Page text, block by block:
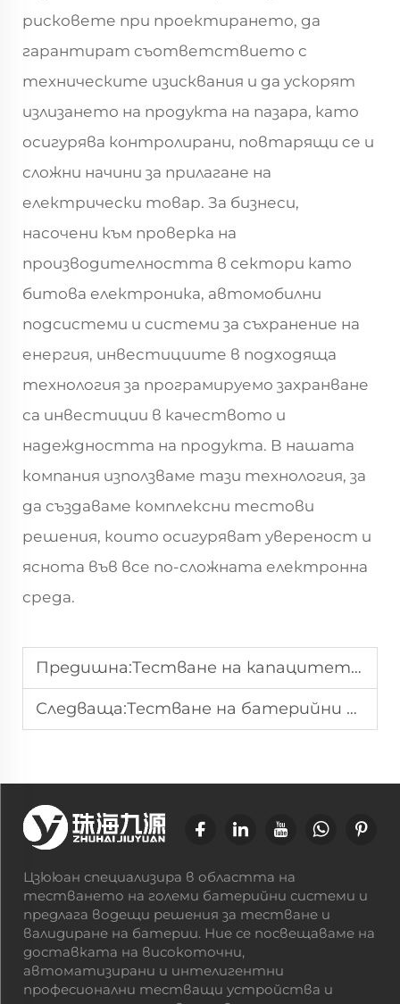
рисковете при проектирането, да
гарантират съответствието с
техническите изисквания и да ускорят
излизането на продукта на пазара, като
осигурява контролирани, повтарящи се и
сложни начини за прилагане на
електрически товар. За бизнеси,
насочени към проверка на
производителността в сектори като
битова електроника, автомобилни
подсистеми и системи за съхранение на
енергия, инвестициите в подходяща
технология за програмируемо захранване
са инвестиции в качеството и
надеждността на продукта. В нашата
компания използваме тази технология, за
да създаваме комплексни тестови
решения, които осигуряват увереност и
яснота във все по-сложната електронна
среда.
Предишна:Тестване на капацитета на литиево-йонни батерии
Следваща:Тестване на батерийни модули за електрически превозни средства
Цзююан специализира в областта на
тестването на големи батерийни системи и
предлага водещи решения за тестване и
валидиране на батерии. Ние се посвещаваме на
доставката на високоточни,
автоматизирани и интелигентни
професионални тестващи устройства и